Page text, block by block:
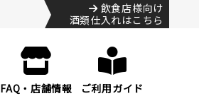
飲食店様向け
酒類仕入れはこちら
FAQ・店舗情報 ご利用ガイド